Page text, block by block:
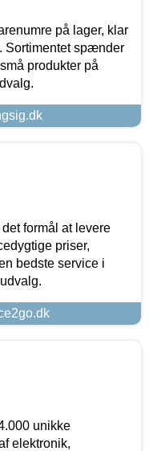
på lager, klar
Sortimentet spænder
produkter på
formål at levere
priser,
bedste service i
unikke
elektronik,